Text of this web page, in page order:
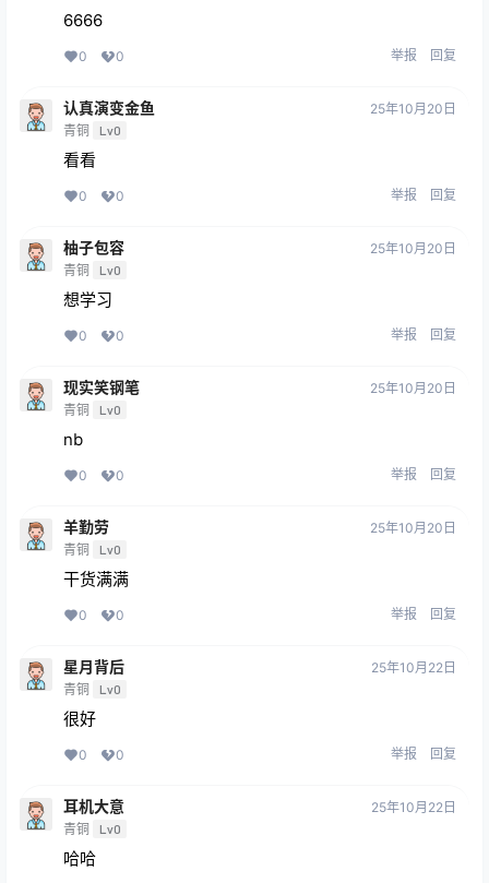
6666
0 0 举报 回复
认真演变金鱼
青铜 Lv0
25年10月20日
看看
0 0 举报 回复
柚子包容
青铜 Lv0
25年10月20日
想学习
0 0 举报 回复
现实笑钢笔
青铜 Lv0
25年10月20日
nb
0 0 举报 回复
羊勤劳
青铜 Lv0
25年10月20日
干货满满
0 0 举报 回复
星月背后
青铜 Lv0
25年10月22日
很好
0 0 举报 回复
耳机大意
青铜 Lv0
25年10月22日
哈哈